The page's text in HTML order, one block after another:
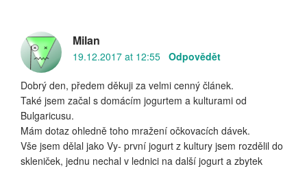
Milan
19.12.2017 at 12:55 Odpovědět
Dobrý den, předem děkuji za velmi cenný článek.
Také jsem začal s domácím jogurtem a kulturami od
Bulgaricusu.
Mám dotaz ohledně toho mražení očkovacích dávek.
Vše jsem dělal jako Vy- první jogurt z kultury jsem rozdělil do
skleniček, jednu nechal v lednici na další jogurt a zbytek